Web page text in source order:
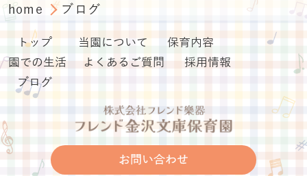
home ブログ
トップ 当園について
保育内容
園での生活
よくあるご質問
採用情報
ブログ
お問い合わせ